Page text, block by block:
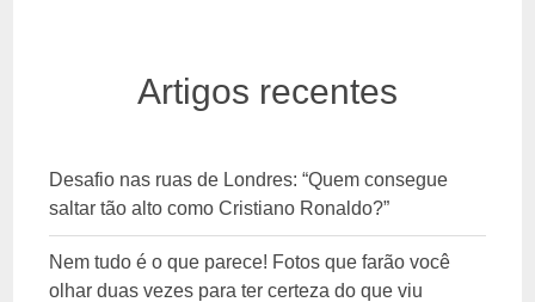
Artigos recentes
Desafio nas ruas de Londres: “Quem consegue
saltar tão alto como Cristiano Ronaldo?”
Nem tudo é o que parece! Fotos que farão você
olhar duas vezes para ter certeza do que viu